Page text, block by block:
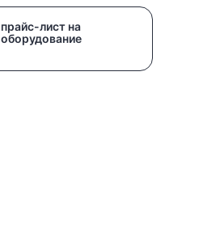
прайс-лист на
оборудование